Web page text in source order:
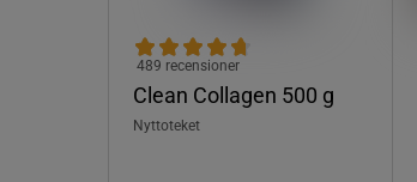
Clean Collagen 500 g
489 recensioner
Nyttoteket